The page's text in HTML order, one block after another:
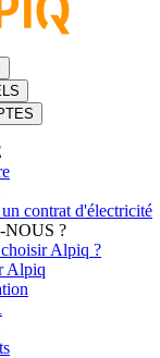
contrat d'électricité
NOUS ?
Alpiq ?
Alpiq